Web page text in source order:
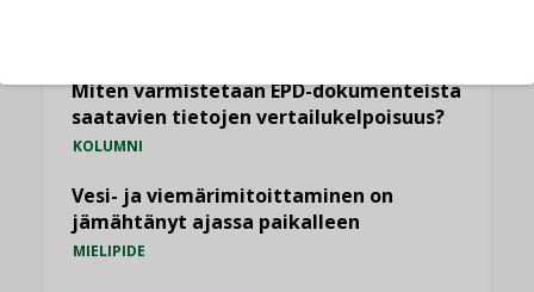
Miten varmistetaan EPD-dokumenteista
saatavien tietojen vertailukelpoisuus?
KOLUMNI
Vesi- ja viemärimitoittaminen on
jämähtänyt ajassa paikalleen
MIELIPIDE